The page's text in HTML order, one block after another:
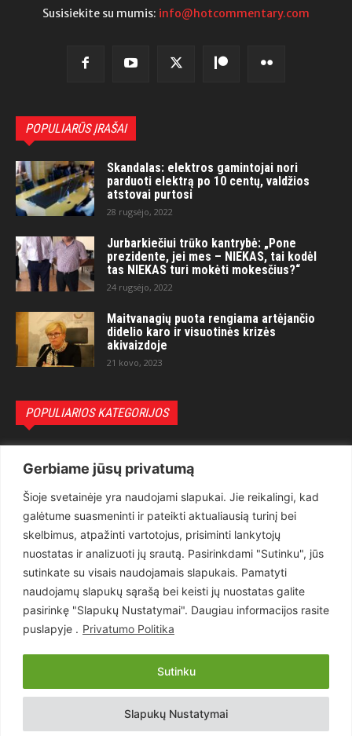
Gerbiame jūsų privatumą
Šioje svetainėje yra naudojami slapukai. Jie reikalingi, kad
galėtume suasmeninti ir pateikti aktualiausią turinį bei
skelbimus, atpažinti vartotojus, prisiminti lankytojų
nuostatas ir analizuoti jų srautą. Pasirinkdami "Sutinku", jūs
sutinkate su visais naudojamais slapukais. Pamatyti
naudojamų slapukų sąrašą bei keisti jų nuostatas galite
pasirinkę "Slapukų Nustatymai". Daugiau informacijos rasite
puslapyje . Privatumo Politika
Slapukų Nustatymai
Sutinku
Susisiekite su mumis: info@hotcommentary.com
POPULIARŪS ĮRAŠAI
Skandalas: elektros gamintojai nori
parduoti elektrą po 10 centų, valdžios
atstovai purtosi
28 rugsėjo, 2022
Jurbarkiečiui trūko kantrybė: „Pone
prezidente, jei mes – NIEKAS, tai kodėl
tas NIEKAS turi mokėti mokesčius?“
24 rugsėjo, 2022
Maitvanagių puota rengiama artėjančio
didelio karo ir visuotinės krizės
akivaizdoje
21 kovo, 2023
POPULIARIOS KATEGORIJOS
Teisėsauga
1497
Aktualu
Lietuva
619
Pasaulis
Статьи на русском
Articles in english
Copyright © 2026 UAB „Goruva“. Visos teisės saugomos.